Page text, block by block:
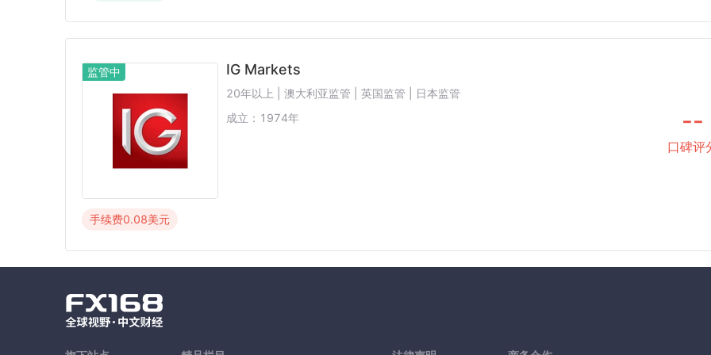
监管中 IG Markets
20年以上 | 澳大利亚监管 | 英国监管 | 日本监管
成立： 1974年 --
口碑评
手续费0.08美元